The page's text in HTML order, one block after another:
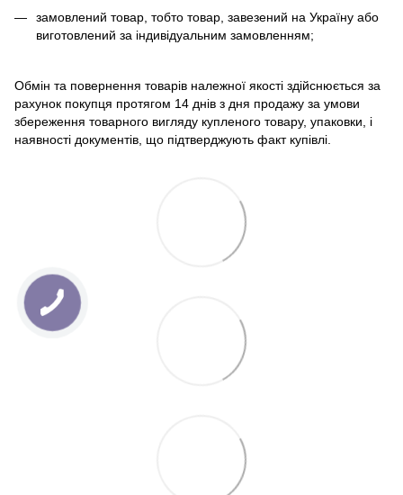
замовлений товар, тобто товар, завезений на Україну або
виготовлений за індивідуальним замовленням;
Обмін та повернення товарів належної якості здійснюється за
рахунок покупця протягом 14 днів з дня продажу за умови
збереження товарного вигляду купленого товару, упаковки, і
наявності документів, що підтверджують факт купівлі.